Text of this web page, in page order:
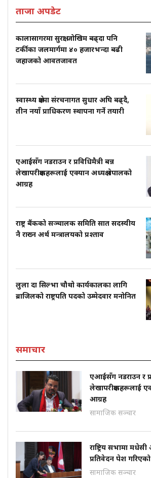
ताजा अपडेट
कालासागरमा सुरक्षा जोखिम बढ्दा पनि
टर्कीका जलमार्गमा ४० हजारभन्दा बढी
जहाजको आवतजावत
स्वास्थ्य क्षेत्रमा संरचनागत सुधार अघि बढ्दै,
तीन नयाँ प्राधिकरण स्थापना गर्ने तयारी
एआईसँग नडराउन र प्रविधिमैत्री बन्न
लेखापरीक्षकहरूलाई एक्यान अध्यक्ष नेपालको
आग्रह
राष्ट्र बैंकको सञ्चालक समिति सात सदस्यीय
नै राख्न अर्थ मन्त्रालयको प्रश्ताव
लुला दा सिल्भा चौथो कार्यकालका लागि
ब्राजिलको राष्ट्रपति पदको उम्मेदवार मनोनित
समाचार
एआईसँग नडराउन र
लेखापरीक्षकहरूलाई
आग्रह
सामाजिक सञ्चार
राष्ट्रिय सभामा
प्रतिवेदन पेश
सामाजिक सञ्चार